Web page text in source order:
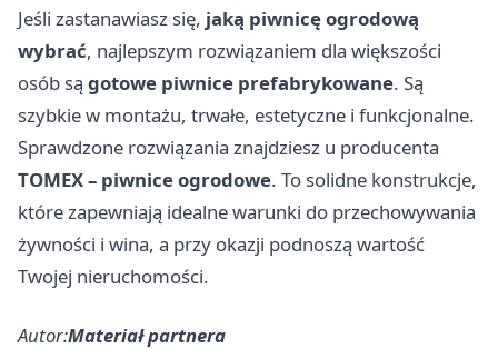
Jeśli zastanawiasz się, jaką piwnicę ogrodową
wybrać, najlepszym rozwiązaniem dla większości
osób są gotowe piwnice prefabrykowane. Są
szybkie w montażu, trwałe, estetyczne i funkcjonalne.
Sprawdzone rozwiązania znajdziesz u producenta
TOMEX – piwnice ogrodowe. To solidne konstrukcje,
które zapewniają idealne warunki do przechowywania
żywności i wina, a przy okazji podnoszą wartość
Twojej nieruchomości.
Autor:Materiał partnera